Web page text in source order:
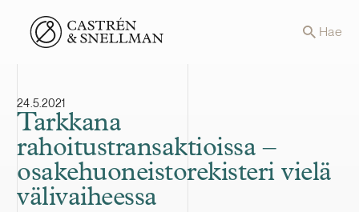
Front page Hae
24.5.2021
Tarkkana
rahoitustransaktioissa –
osakehuoneistorekisteri vielä
välivaiheessa